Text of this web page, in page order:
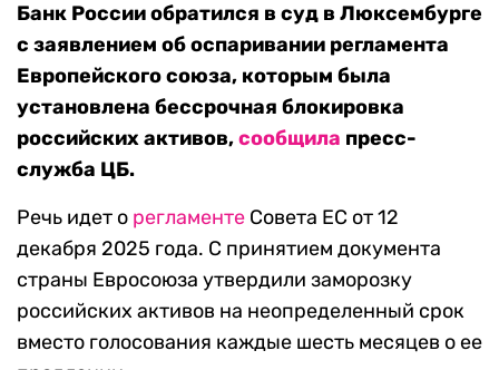
Банк России обратился в суд в Люксембурге
с заявлением об оспаривании регламента
Европейского союза, которым была
установлена бессрочная блокировка
российских активов,сообщила пресс-
служба ЦБ.
Речь идет о регламенте Совета ЕС от 12
декабря 2025 года. С принятием документа
страны Евросоюза утвердили заморозку
российских активов на неопределенный срок
вместо голосования каждые шесть месяцев о ее